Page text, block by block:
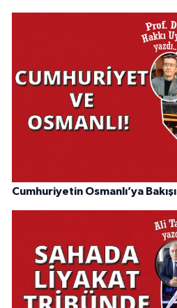
Cumhuriyetin Osmanlı’ya Bakışı